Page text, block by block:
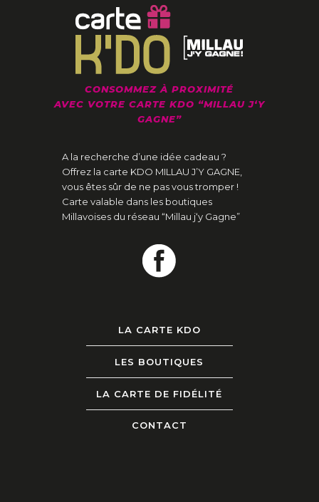
CONSOMMEZ À PROXIMITÉ
AVEC VOTRE CARTE KDO “MILLAU J‘Y
GAGNE”
A la recherche d’une idée cadeau ?
Offrez la carte KDO MILLAU J’Y GAGNE,
vous êtes sûr de ne pas vous tromper !
Carte valable dans les boutiques
Millavoises du réseau “Millau j‘y Gagne”
LA CARTE KDO
LES BOUTIQUES
LA CARTE DE FIDÉLITÉ
CONTACT